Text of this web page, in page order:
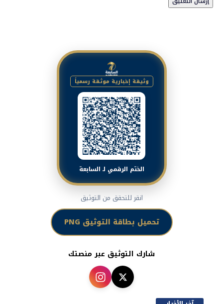
وثيقة إخبارية موثقة رسمياً
الختم الرقمي لـ السابعة
انقر للتحقق من التوثيق
تحميل بطاقة التوثيق PNG
شارك التوثيق عبر منصتك